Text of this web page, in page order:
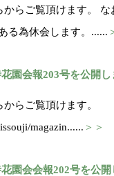
からご覧頂けます。
る為休会します。......
園会報203号を公開し
からご覧頂けます。
magazin...... ＞＞
園会会報202号を公開